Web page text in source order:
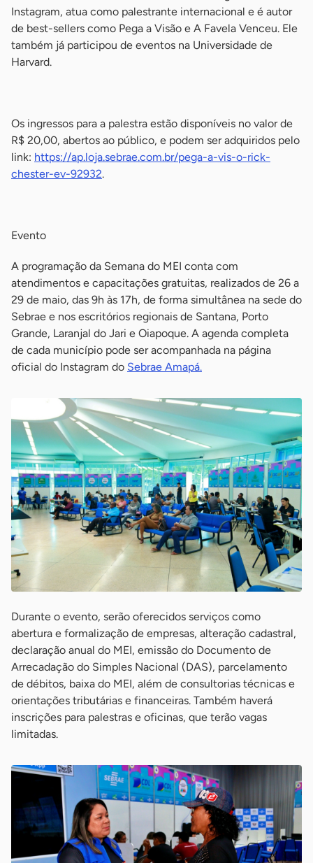
Instagram, atua como palestrante internacional e é autor
de best-sellers como Pega a Visão e A Favela Venceu. Ele
também já participou de eventos na Universidade de
Harvard.
Os ingressos para a palestra estão disponíveis no valor de
R$ 20,00, abertos ao público, e podem ser adquiridos pelo
link: https://ap.loja.sebrae.com.br/pega-a-vis-o-rick-
chester-ev-92932.
Evento
A programação da Semana do MEI conta com
atendimentos e capacitações gratuitas, realizados de 26 a
29 de maio, das 9h às 17h, de forma simultânea na sede do
Sebrae e nos escritórios regionais de Santana, Porto
Grande, Laranjal do Jari e Oiapoque. A agenda completa
de cada município pode ser acompanhada na página
oficial do Instagram do Sebrae Amapá.
Durante o evento, serão oferecidos serviços como
abertura e formalização de empresas, alteração cadastral,
declaração anual do MEI, emissão do Documento de
Arrecadação do Simples Nacional (DAS), parcelamento
de débitos, baixa do MEI, além de consultorias técnicas e
orientações tributárias e financeiras. Também haverá
inscrições para palestras e oficinas, que terão vagas
limitadas.